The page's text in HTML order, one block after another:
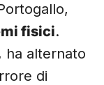
fisici.
ha alternato
di